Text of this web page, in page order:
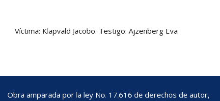
Víctima: Klapvald Jacobo. Testigo: Ajzenberg Eva
Obra amparada por la ley No. 17.616 de derechos de autor,